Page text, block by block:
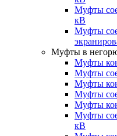
Муфты
кВ
Муфты
Муфты в
Муфты
Муфты
Муфты
Муфты
Муфты
Муфты
кВ